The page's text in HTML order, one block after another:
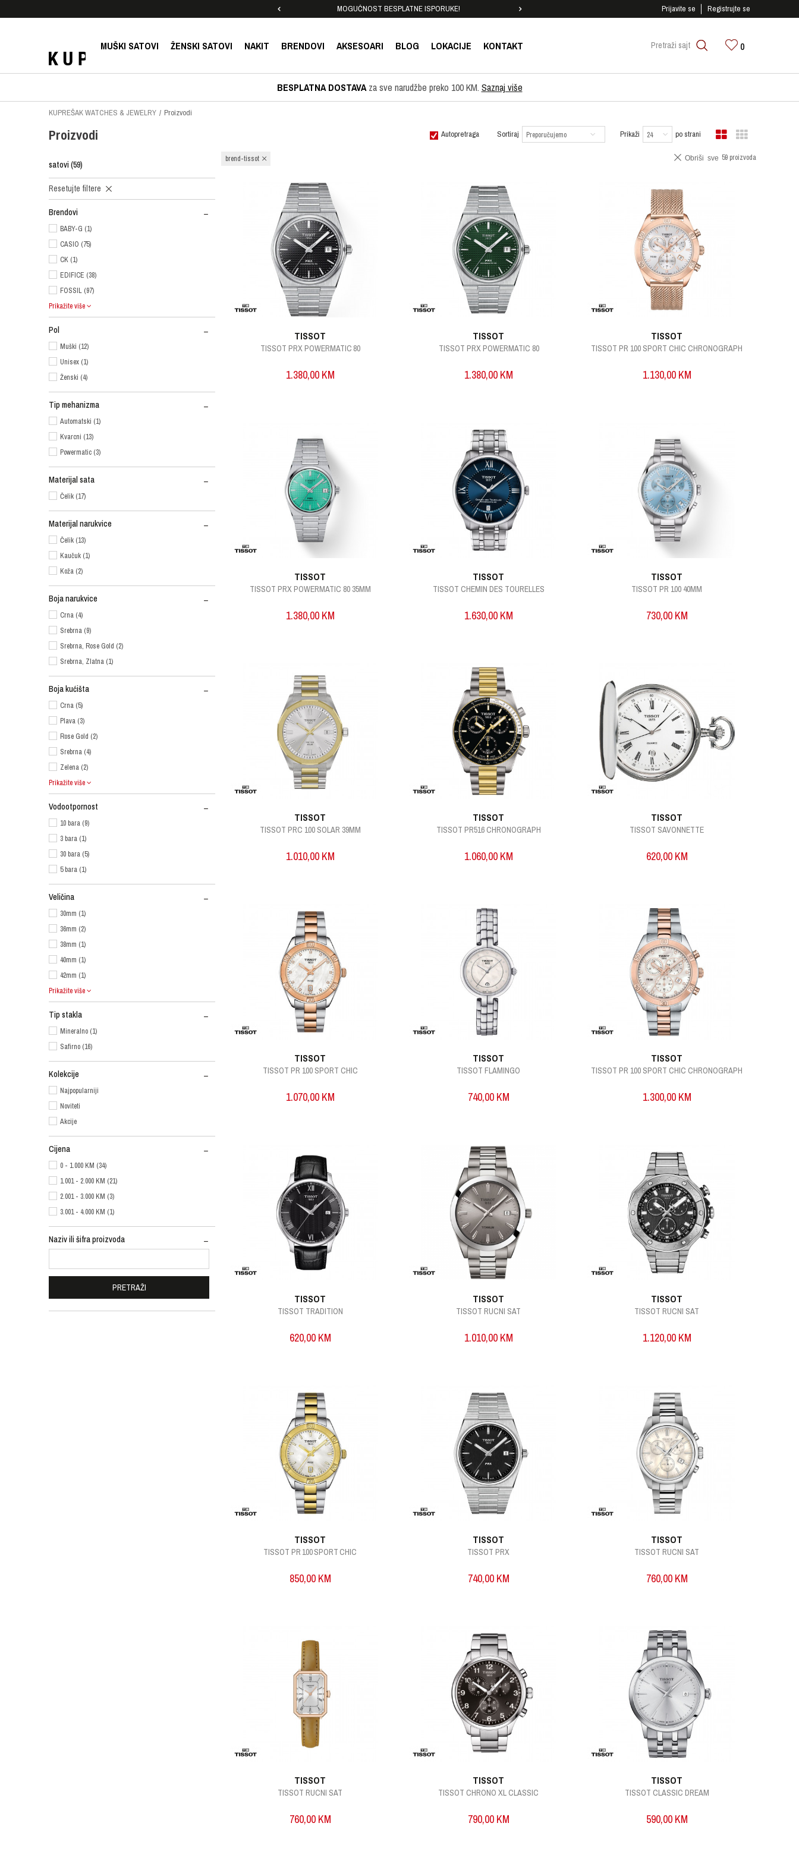
MOGUĆNOST BESPLATNE ISPORUKE! SIGURNO PLAĆANJE PLATNIM KARTICAMA!
Prijavite se Registrujte se
MUŠKI SATOVI ŽENSKI SATOVI NAKIT BRENDOVI AKSESOARI BLOG LOKACIJE KONTAKT Pretraži sajt 0
BESPLATNA DOSTAVAza sve narudžbe preko 100 KM. Saznaj više
KUPREŠAK WATCHES & JEWELRY Proizvodi
Proizvodi Autopretraga Sortiraj Prikaži po strani
satovi (59)
Resetujte filtere
Brendovi
BABY-G (1)
CASIO (75)
CK (1)
EDIFICE (38)
FOSSIL (97)
Prikažite više
Pol
Muški (12)
Unisex (1)
Ženski (4)
Tip mehanizma
Automatski (1)
Kvarcni (13)
Powermatic (3)
Materijal sata
Čelik (17)
Materijal narukvice
Čelik (13)
Kaučuk (1)
Koža (2)
Boja narukvice
Crna (4)
Srebrna (9)
Srebrna, Rose Gold (2)
Srebrna, Zlatna (1)
Boja kućišta
Crna (5)
Plava (3)
Rose Gold (2)
Srebrna (4)
Zelena (2)
Prikažite više
Vodootpornost
10 bara (9)
3 bara (1)
30 bara (5)
5 bara (1)
Veličina
30mm (1)
36mm (2)
38mm (1)
40mm (1)
42mm (1)
Prikažite više
Tip stakla
Mineralno (1)
Safirno (16)
Kolekcije
Najpopularniji
Noviteti
Akcije
Cijena
0 - 1.000 KM (34)
1.001 - 2.000 KM (21)
2.001 - 3.000 KM (3)
3.001 - 4.000 KM (1)
Naziv ili šifra proizvoda
PRETRAŽI
brend-tissot 59 proizvoda
Obriši sve
TISSOT
TISSOT PRX POWERMATIC 80
1.380,00 KM
TISSOT
TISSOT PRX POWERMATIC 80
1.380,00 KM
TISSOT
TISSOT PR 100 SPORT CHIC CHRONOGRAPH
1.130,00 KM
TISSOT
TISSOT PRX POWERMATIC 80 35MM
1.380,00 KM
TISSOT
TISSOT CHEMIN DES TOURELLES
1.630,00 KM
TISSOT
TISSOT PR 100 40MM
730,00 KM
TISSOT
TISSOT PRC 100 SOLAR 39MM
1.010,00 KM
TISSOT
TISSOT PR516 CHRONOGRAPH
1.060,00 KM
TISSOT
TISSOT SAVONNETTE
620,00 KM
TISSOT
TISSOT PR 100 SPORT CHIC
1.070,00 KM
TISSOT
TISSOT FLAMINGO
740,00 KM
TISSOT
TISSOT PR 100 SPORT CHIC CHRONOGRAPH
1.300,00 KM
TISSOT
TISSOT TRADITION
620,00 KM
TISSOT
TISSOT RUCNI SAT
1.010,00 KM
TISSOT
TISSOT RUCNI SAT
1.120,00 KM
TISSOT
TISSOT PR 100 SPORT CHIC
850,00 KM
TISSOT
TISSOT PRX
740,00 KM
TISSOT
TISSOT RUCNI SAT
760,00 KM
TISSOT
TISSOT RUCNI SAT
760,00 KM
TISSOT
TISSOT CHRONO XL CLASSIC
790,00 KM
TISSOT
TISSOT CLASSIC DREAM
590,00 KM